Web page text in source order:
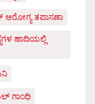
ತಪಾಸಣಾ
ಹಾದಿಯಲ್ಲಿ
ಗಾಂಧಿ